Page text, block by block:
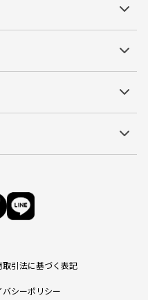
取引法に基づく表記
バシーポリシー